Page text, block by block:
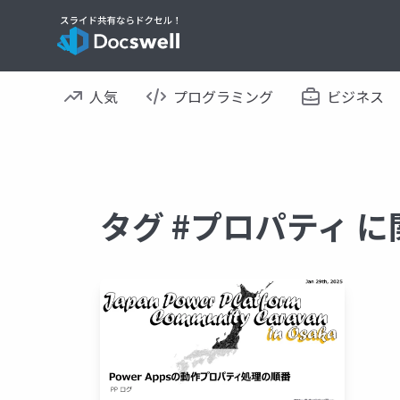
人気 プログラミング ビジネス
タグ #プロパティ